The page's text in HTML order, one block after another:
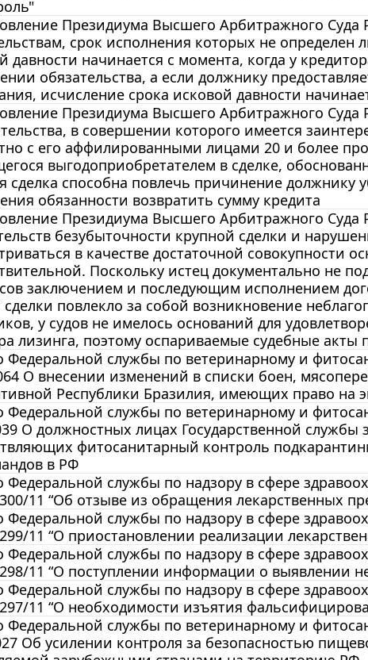
Президиума Высшего Арбитражного Суда
срок исполнения которых не
давности начинается с момента, когда у
обязательства, а если должнику
исчисление срока исковой давности
Президиума Высшего Арбитражного Суда
в совершении которого имеется
с его аффилированными лицами 20 и более
выгодоприобретателем в сделке,
сделка способна повлечь причинение
обязанности возвратить сумму кредита
Президиума Высшего Арбитражного Суда
безубыточности крупной сделки и
в качестве достаточной совокупности
Поскольку истец документально не
заключением и последующим исполнением
повлекло за собой возникновение
у судов не имелось оснований для
лизинга, поэтому оспариваемые судебные акты
Федеральной службы по ветеринарному и
О внесении изменений в списки боен,
Республики Бразилия, имеющих право на
Федеральной службы по ветеринарному и
О должностных лицах Государственной
фитосанитарный контроль
в РФ
службы по надзору в сфере
11 “Об отзыве из обращения лекарственных
службы по надзору в сфере
11 “О приостановлении реализации
службы по надзору в сфере
11 “О поступлении информации о выявлении
службы по надзору в сфере
11 “О необходимости изъятия
Федеральной службы по ветеринарному и
Об усилении контроля за безопасностью